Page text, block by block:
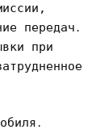
передач․
при